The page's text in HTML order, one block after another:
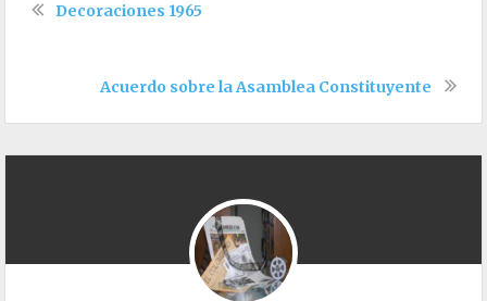
Decoraciones 1965
Acuerdo sobre la Asamblea Constituyente